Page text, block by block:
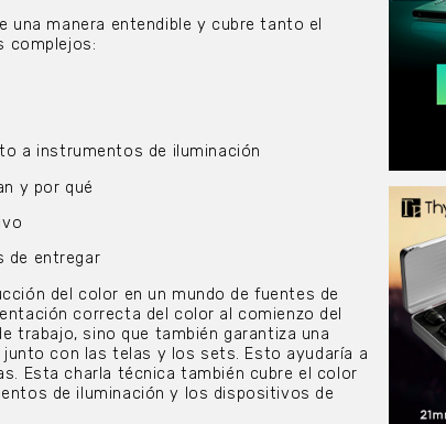
una manera entendible y cubre tanto el
complejos:
a instrumentos de iluminación
y por qué
de entregar
del color en un mundo de fuentes de
correcta del color al comienzo del
trabajo, sino que también garantiza una
con las telas y los sets. Esto ayudaría a
Esta charla técnica también cubre el color
de iluminación y los dispositivos de